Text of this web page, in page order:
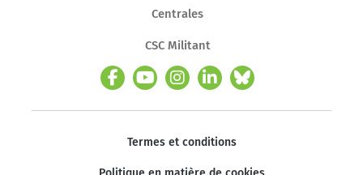
Centrales
CSC Militant
Termes et conditions